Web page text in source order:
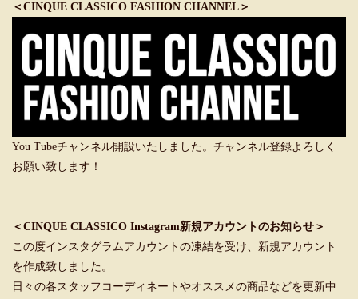
＜CINQUE CLASSICO FASHION CHANNEL＞
You Tubeチャンネル開設いたしました。チャンネル登録よろしく
お願い致します！
＜CINQUE CLASSICO Instagram新規アカウントのお知らせ＞
この度インスタグラムアカウントの凍結を受け、新規アカウント
を作成致しました。
日々の各スタッフコーディネートやオススメの商品などを更新中